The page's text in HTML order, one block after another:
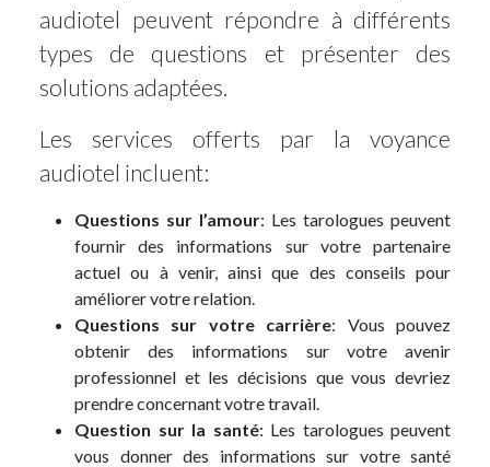
audiotel peuvent répondre à différents
types de questions et présenter des
solutions adaptées.
Les services offerts par la voyance
audiotel incluent:
Questions sur l’amour: Les tarologues peuvent
fournir des informations sur votre partenaire
actuel ou à venir, ainsi que des conseils pour
améliorer votre relation.
Questions sur votre carrière: Vous pouvez
obtenir des informations sur votre avenir
professionnel et les décisions que vous devriez
prendre concernant votre travail.
Question sur la santé: Les tarologues peuvent
vous donner des informations sur votre santé